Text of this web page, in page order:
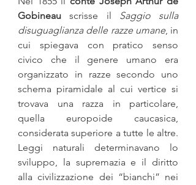
Gobineau scrisse il Saggio sulla
disuguaglianza delle razze umane, in
cui spiegava con pra­tico senso
civico che il genere umano era
organizzato in razze secondo uno
schema piramidale al cui vertice si
trovava una razza in particolare,
quella europoide caucasica,
considerata su­periore a tutte le altre.
Leggi naturali determinavano lo
sviluppo, la supremazia e il diritto
alla civilizzazione dei “bianchi” nei